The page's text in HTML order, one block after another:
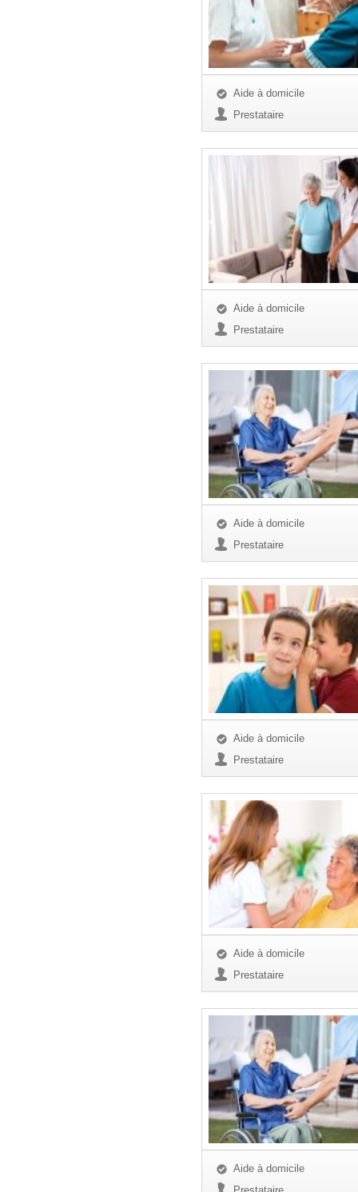
Aide à domicile
Prestataire
Aide à domicile
Prestataire
Aide à domicile
Prestataire
Aide à domicile
Prestataire
Aide à domicile
Prestataire
Aide à domicile